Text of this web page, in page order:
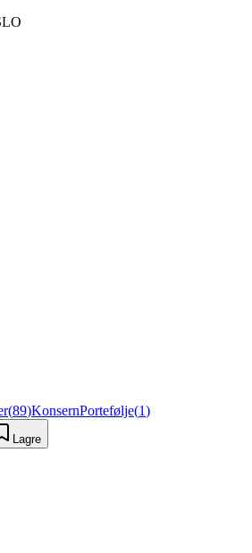
(89)KonsernPortefølje(1)
Lagre